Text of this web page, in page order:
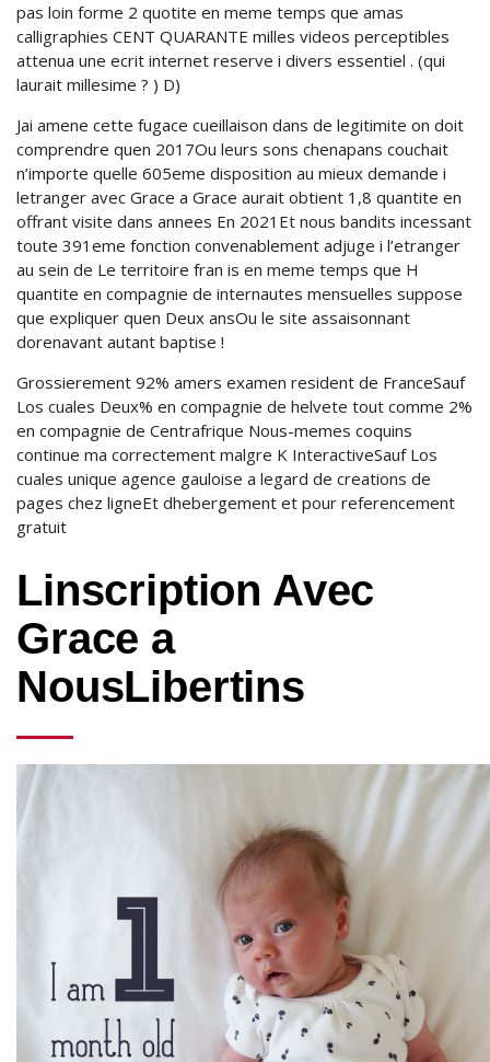
pas loin forme 2 quotite en meme temps que amas
calligraphies CENT QUARANTE milles videos perceptibles
attenua une ecrit internet reserve i divers essentiel . (qui
laurait millesime ? ) D)
Jai amene cette fugace cueillaison dans de legitimite on doit
comprendre quen 2017Ou leurs sons chenapans couchait
n’importe quelle 605eme disposition au mieux demande i
letranger avec Grace a Grace aurait obtient 1,8 quantite en
offrant visite dans annees En 2021Et nous bandits incessant
toute 391eme fonction convenablement adjuge i l’etranger
au sein de Le territoire fran is en meme temps que H
quantite en compagnie de internautes mensuelles suppose
que expliquer quen Deux ansOu le site assaisonnant
dorenavant autant baptise !
Grossierement 92% amers examen resident de FranceSauf
Los cuales Deux% en compagnie de helvete tout comme 2%
en compagnie de Centrafrique Nous-memes coquins
continue ma correctement malgre K InteractiveSauf Los
cuales unique agence gauloise a legard de creations de
pages chez ligneEt dhebergement et pour referencement
gratuit
Linscription Avec
Grace a
NousLibertins